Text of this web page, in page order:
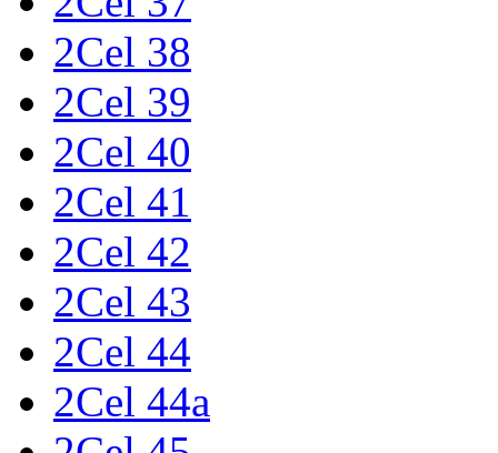
2Cel 38
2Cel 39
2Cel 40
2Cel 41
2Cel 42
2Cel 43
2Cel 44
2Cel 44a